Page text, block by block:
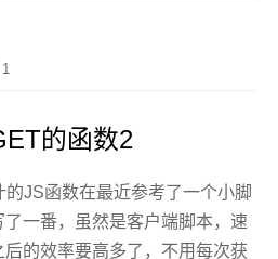
1
的函数2
的JS函数在最近参考了一个小脚
一番，虽然是客户端脚本，速
的效率要高多了，不用每次获